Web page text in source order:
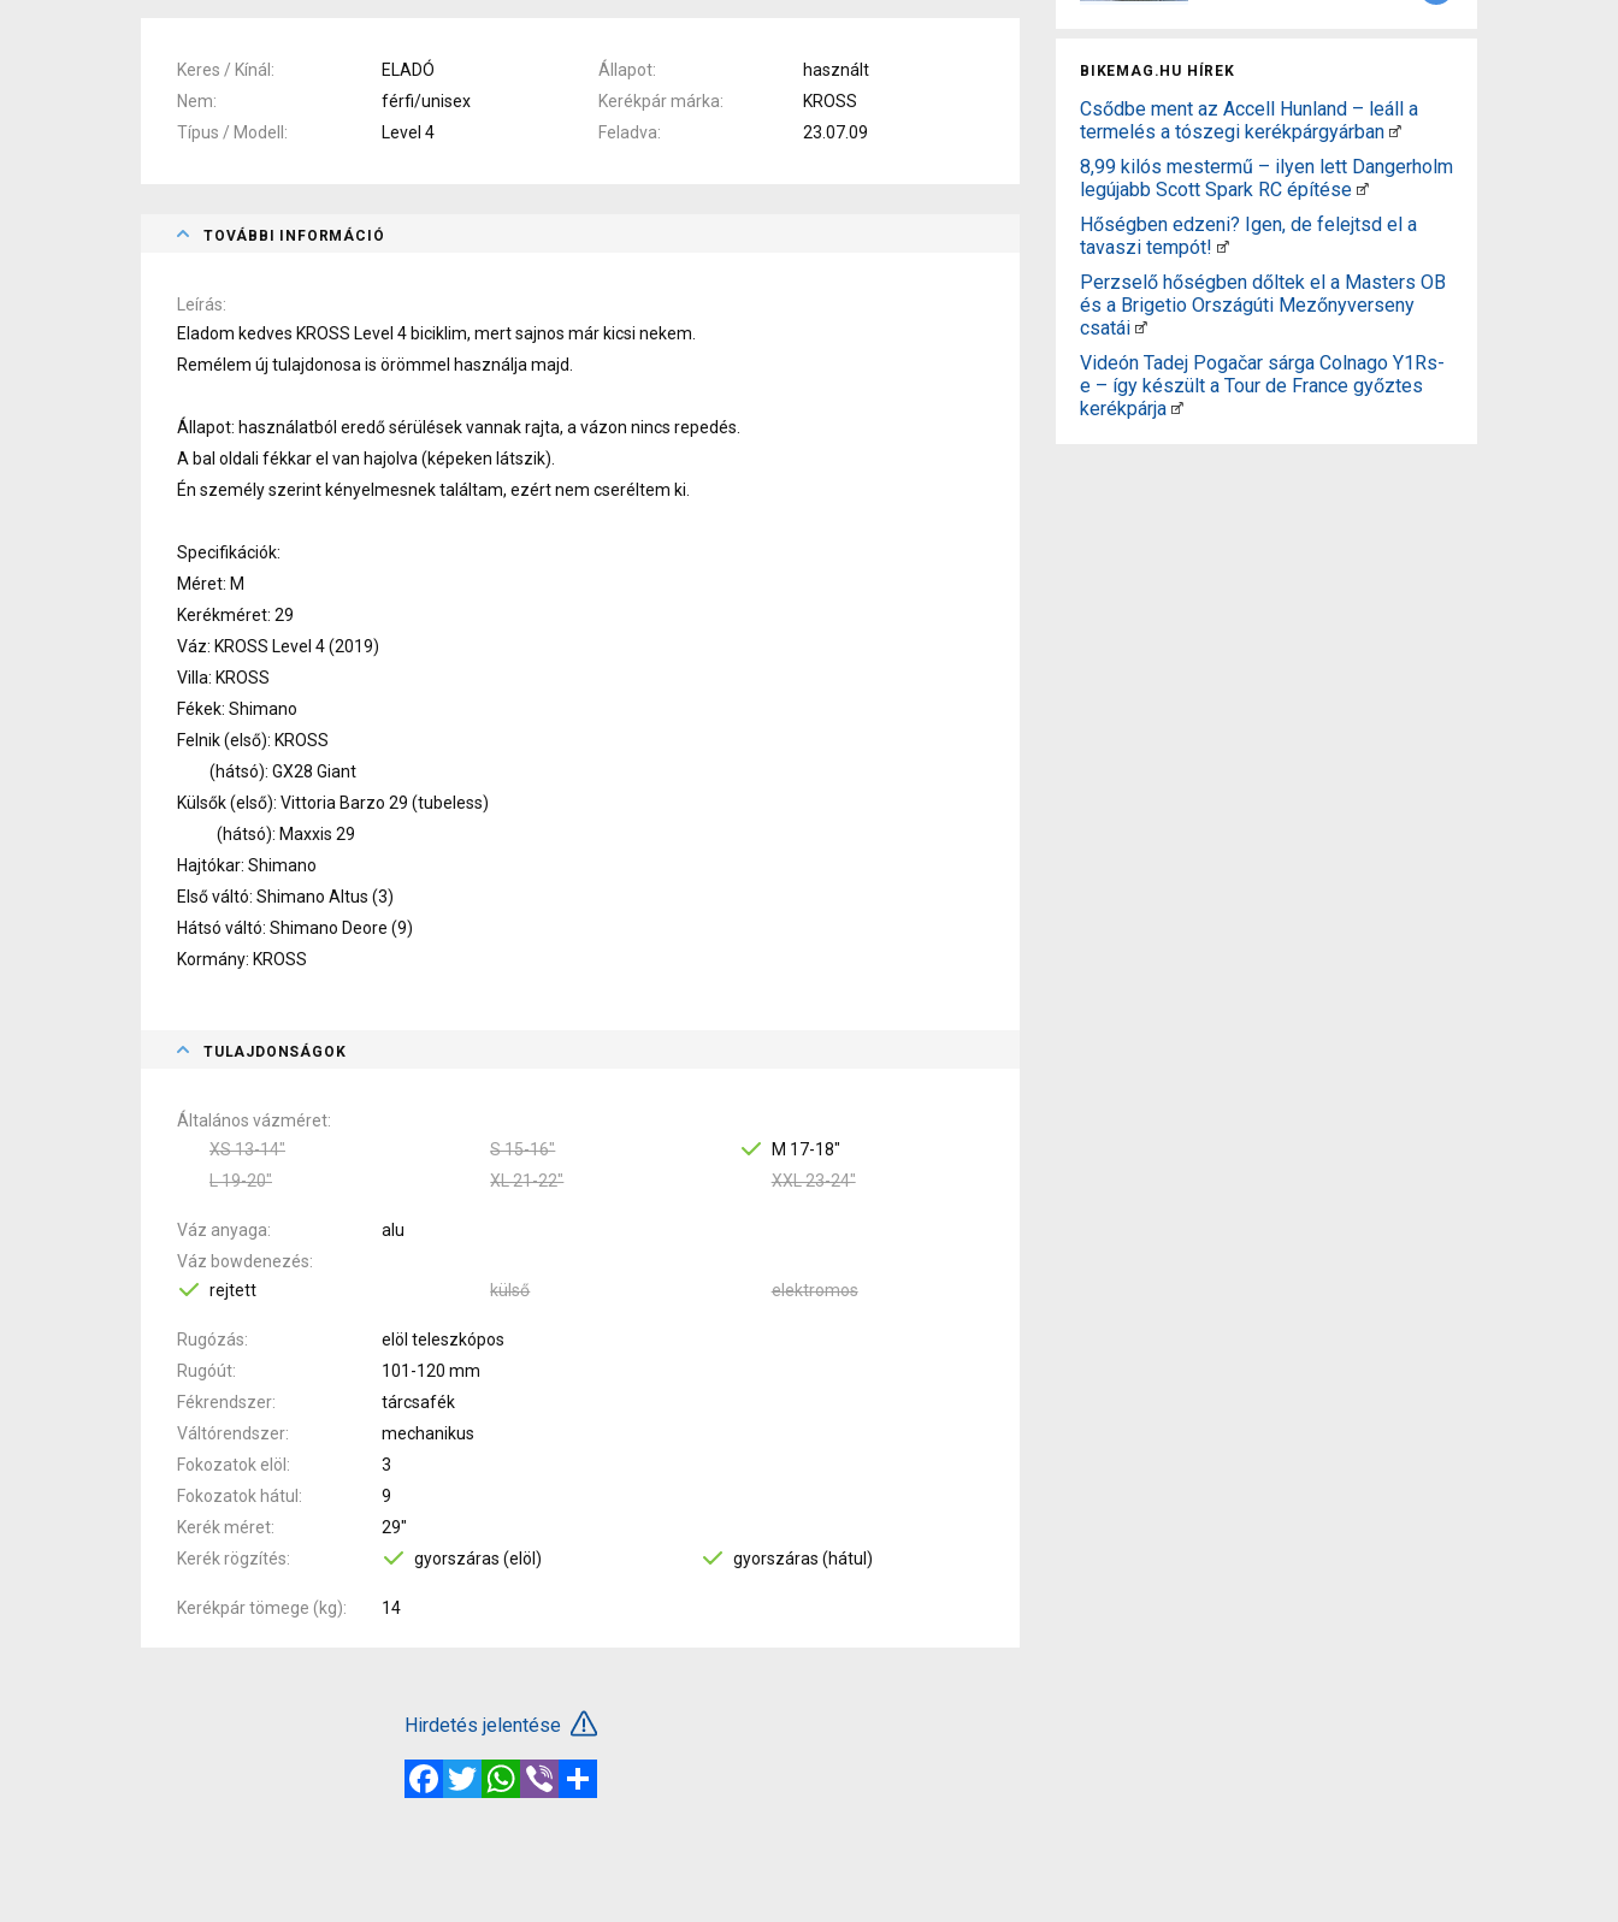
BIKEMAG.HU HÍREK
Csődbe ment az Accell Hunland – leáll a
termelés a tószegi kerékpárgyárban
8,99 kilós mestermű – ilyen lett Dangerholm
legújabb Scott Spark RC építése
Hőségben edzeni? Igen, de felejtsd el a
tavaszi tempót!
Perzselő hőségben dőltek el a Masters OB
és a Brigetio Országúti Mezőnyverseny
csatái
Videón Tadej Pogačar sárga Colnago Y1Rs-
e – így készült a Tour de France győztes
kerékpárja
Keres / Kínál ELADÓ Állapot
használt
Nem
férfi/unisex Kerékpár márka
KROSS
Típus / Modell
Level 4 Feladva 23.07.09
TOVÁBBI INFORMÁCIÓ
Leírás
Eladom kedves KROSS Level 4 biciklim, mert sajnos már kicsi nekem.
Remélem új tulajdonosa is örömmel használja majd.
Állapot: használatból eredő sérülések vannak rajta, a vázon nincs repedés.
A bal oldali fékkar el van hajolva (képeken látszik).
Én személy szerint kényelmesnek találtam, ezért nem cseréltem ki.
Specifikációk:
Méret: M
Kerékméret: 29
Váz: KROSS Level 4 (2019)
Villa: KROSS
Fékek: Shimano
Felnik (első): KROSS
(hátsó): GX28 Giant
Külsők (első): Vittoria Barzo 29 (tubeless)
(hátsó): Maxxis 29
Hajtókar: Shimano
Első váltó: Shimano Altus (3)
Hátsó váltó: Shimano Deore (9)
Kormány: KROSS
TULAJDONSÁGOK
Általános vázméret
XS 13-14"
S 15-16"
M 17-18"
L 19-20"
XL 21-22" XXL 23-24"
Váz anyaga
alu
Váz bowdenezés
rejtett
külső elektromos
Rugózás
elöl teleszkópos
Rugóút
101-120 mm
Fékrendszer
tárcsafék
Váltórendszer
mechanikus
Fokozatok elöl
3
Fokozatok hátul
9
Kerék méret
29"
Kerék rögzítés
gyorszáras (elöl) gyorszáras (hátul)
Kerékpár tömege (kg) 14
Hirdetés jelentése
FacebookTwitterWhatsApp
Viber